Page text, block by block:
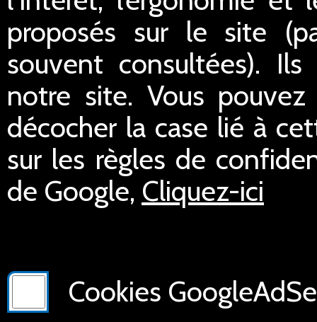
proposés sur le site
souvent consultées).
notre site. Vous
décocher la case lié à
sur les règles de
de Google, Cliquez-ici
Cookies